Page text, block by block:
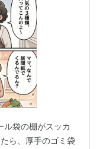
ル袋の棚がスッカ
ら、厚手のゴミ袋